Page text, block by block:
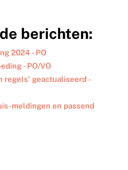
berichten:
2024 - PO
- PO/VO
regels' geactualiseerd -
meldingen en passend